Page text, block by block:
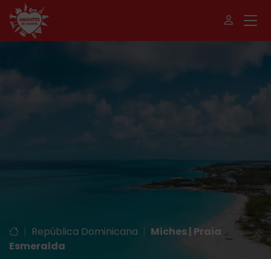
| República Dominicana | Miches | Praia
Esmeralda